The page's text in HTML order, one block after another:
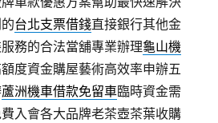
台北支票借錢直接銀行其他金
務的合法當舖專業辦理龜山機
度資金購屋藝術高效率申辦五
蘆洲機車借款免留車臨時資金需
入會各大品牌老茶壺茶葉收購